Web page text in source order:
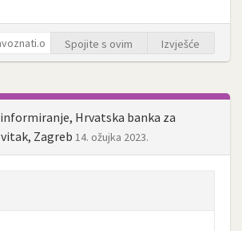
Spojite s ovim Izvješće
Hrvatska banka za
Zagreb 14. ožujka 2023.